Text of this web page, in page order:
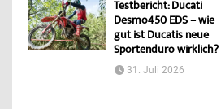
Testbericht: Ducati
Desmo450 EDS – wie
gut ist Ducatis neue
Sportenduro wirklich?
31. Juli 2026